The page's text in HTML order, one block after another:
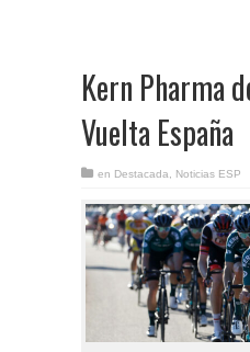
Kern Pharma
Vuelta España
en Destacada Noticias ESP